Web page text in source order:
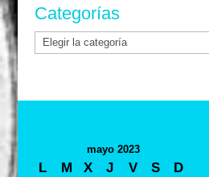
Categorías
Categorías
mayo 2023
L M X J V S
D